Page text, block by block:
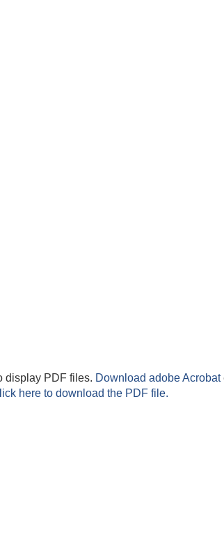
display PDF files. Download adobe Acrobat
here to download the PDF file.